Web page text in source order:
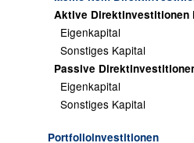
Aktive Direktinvestitionen
Eigenkapital
Sonstiges Kapital
Passive
Eigenkapital
Sonstiges Kapital
Portfolioinvestitionen